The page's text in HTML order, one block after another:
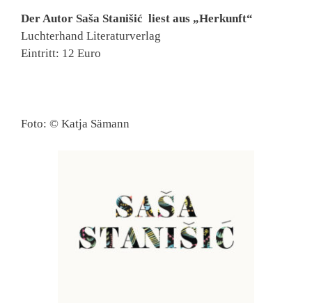
Der Autor Saša Stanišić liest aus „Herkunft“
Luchterhand Literaturverlag
Eintritt: 12 Euro
Foto: © Katja Sämann